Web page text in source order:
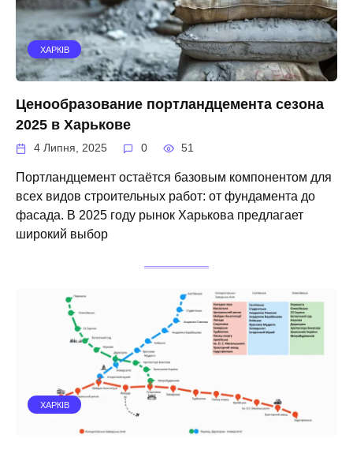
ХАРКІВ
Ценообразование портландцемента сезона
2025 в Харькове
4 Липня, 2025 0 51
Портландцемент остаётся базовым компонентом для
всех видов строительных работ: от фундамента до
фасада. В 2025 году рынок Харькова предлагает
широкий выбор
ХАРКІВ